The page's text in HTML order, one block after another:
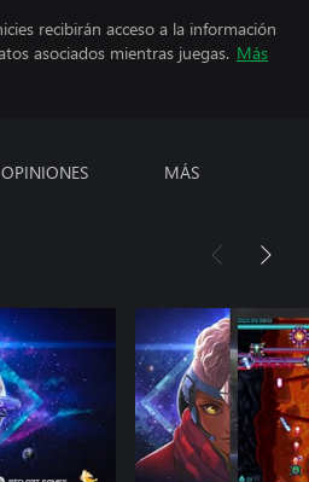
recibirán acceso a la información
asociados mientras juegas. Más
OPINIONES MÁS